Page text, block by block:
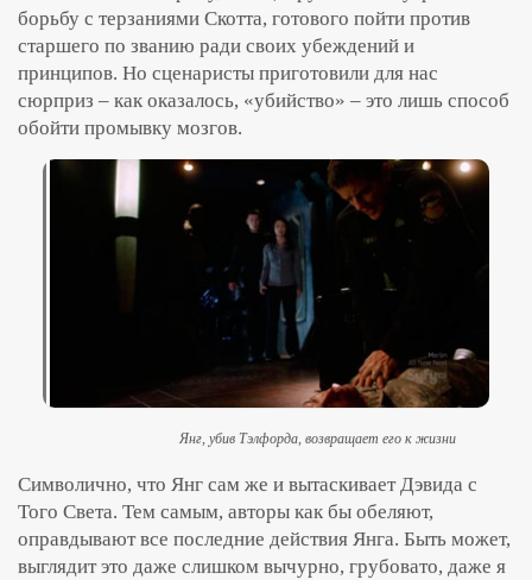
борьбу с терзаниями Скотта, готового пойти против
старшего по званию ради своих убеждений и
принципов. Но сценаристы приготовили для нас
сюрприз – как оказалось, «убийство» – это лишь способ
обойти промывку мозгов.
Янг, убив Тэлфорда, возвращает его к жизни
Символично, что Янг сам же и вытаскивает Дэвида с
Того Света. Тем самым, авторы как бы обеляют,
оправдывают все последние действия Янга. Быть может,
выглядит это даже слишком вычурно, грубовато, даже я